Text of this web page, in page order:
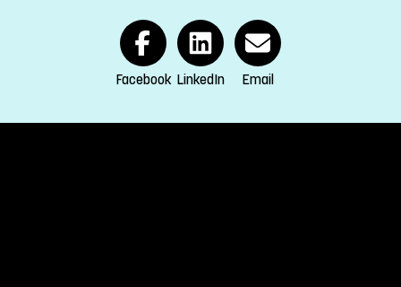
Facebook LinkedIn Email